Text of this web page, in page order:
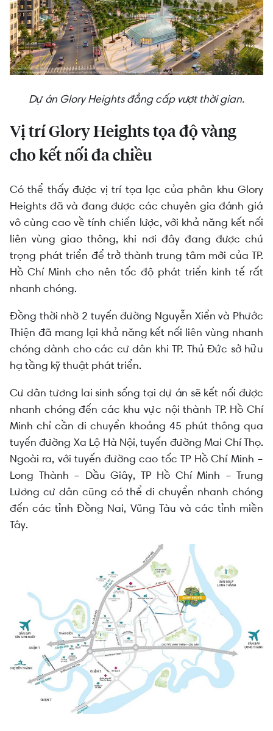
Dự án Glory Heights đẳng cấp vượt thời gian.
Vị trí Glory Heights tọa độ vàng
cho kết nối đa chiều
Có thể thấy được vị trí tọa lạc của phân khu Glory
Heights đã và đang được các chuyên gia đánh giá
vô cùng cao về tính chiến lược, với khả năng kết nối
liên vùng giao thông, khi nơi đây đang được chú
trọng phát triển để trở thành trung tâm mới của TP.
Hồ Chí Minh cho nên tốc độ phát triển kinh tế rất
nhanh chóng.
Đồng thời nhờ 2 tuyến đường Nguyễn Xiển và Phước
Thiện đã mang lại khả năng kết nối liên vùng nhanh
chóng dành cho các cư dân khi TP. Thủ Đức sở hữu
hạ tầng kỹ thuật phát triển.
Cư dân tương lai sinh sống tại dự án sẽ kết nối được
nhanh chóng đến các khu vực nội thành TP. Hồ Chí
Minh chỉ cần di chuyển khoảng 45 phút thông qua
tuyến đường Xa Lộ Hà Nội, tuyến đường Mai Chí Thọ.
Ngoài ra, với tuyến đường cao tốc TP Hồ Chí Minh –
Long Thành – Dầu Giây, TP Hồ Chí Minh – Trung
Lương cư dân cũng có thể di chuyển nhanh chóng
đến các tỉnh Đồng Nai, Vũng Tàu và các tỉnh miền
Tây.